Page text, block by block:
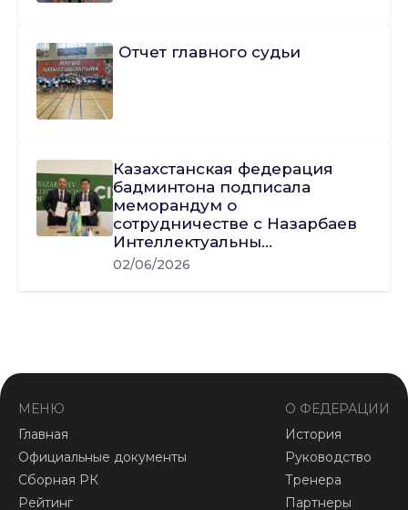
Отчет главного судьи
Казахстанская федерация
бадминтона подписала
меморандум о
сотрудничестве с Назарбаев
Интеллектуальны...
02/06/2026
МЕНЮ
Главная
Официальные документы
Сборная РК
Рейтинг
О ФЕДЕРАЦИИ
История
Руководство
Тренера
Партнеры